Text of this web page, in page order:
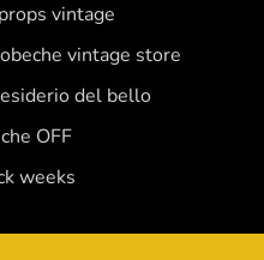
vintage
vintage store
del bello
OFF
weeks